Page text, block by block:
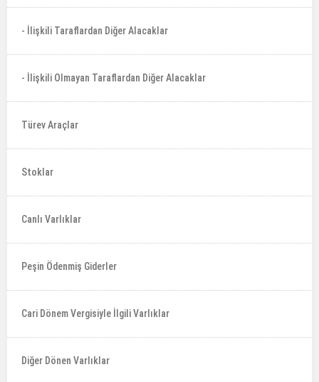
- İlişkili Taraflardan Diğer Alacaklar
- İlişkili Olmayan Taraflardan Diğer Alacaklar
Türev Araçlar
Stoklar
Canlı Varlıklar
Peşin Ödenmiş Giderler
Cari Dönem Vergisiyle İlgili Varlıklar
Diğer Dönen Varlıklar